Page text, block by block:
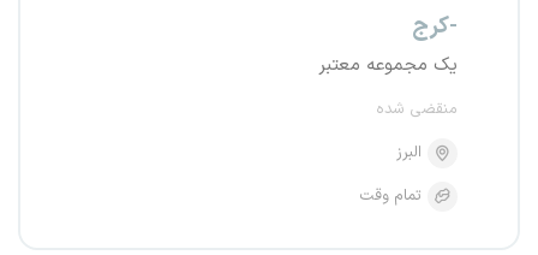
-کرج
یک مجموعه معتبر
منقضی شده
البرز
تمام وقت